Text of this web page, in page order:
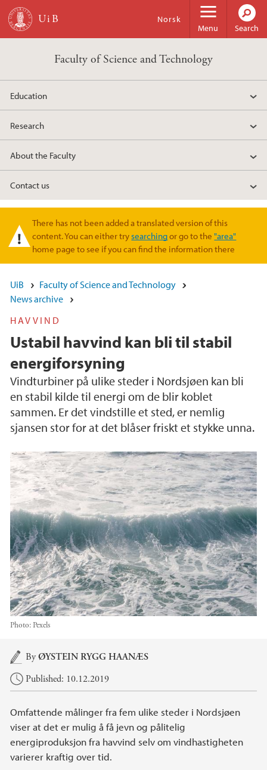
Skip to main content
Menu
Norsk
Search
Faculty of Science and Technology
Education
Research
About the Faculty
Contact us
Warning message
There has not been added a translated version of this
content. You can either try searchingor go to the"area"
home page to see if you can find the information there
UiB
Faculty of Science and Technology
News archive
HAVVIND
Ustabil havvind kan bli til stabil
energiforsyning
Vindturbiner på ulike steder i Nordsjøen kan bli
en stabil kilde til energi om de blir koblet
sammen. Er det vindstille et sted, er nemlig
sjansen stor for at det blåser friskt et stykke unna.
Photo: Pexels
Main content
ByØYSTEIN RYGG HAANÆS
Published: 10.12.2019
Omfattende målinger fra fem ulike steder i Nordsjøen
viser at det er mulig å få jevn og pålitelig
energiproduksjon fra havvind selv om vindhastigheten
varierer kraftig over tid.